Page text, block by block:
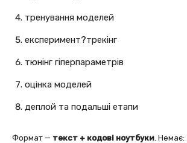
тренування моделей
експеримент?трекінг
тюнінг гіперпараметрів
оцінка моделей
деплой та подальші етапи
Формат — текст + кодові ноутбуки . Немає: